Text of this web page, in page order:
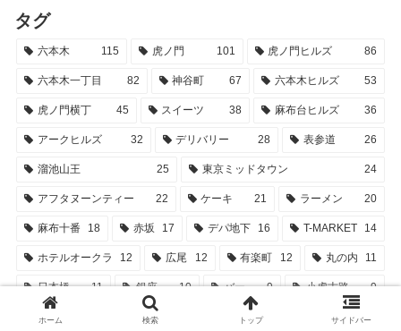
タグ
六本木 115 虎ノ門 101 虎ノ門ヒルズ 86
六本木一丁目 82 神谷町 67 六本木ヒルズ 53
虎ノ門横丁 45 スイーツ 38 麻布台ヒルズ 36
アークヒルズ 32 デリバリー 28 表参道 26
溜池山王 25 東京ミッドタウン 24
アフタヌーンティー 22 ケーキ 21 ラーメン 20
麻布十番 18 赤坂 17 デパ地下 16 T-MARKET 14
ホテルオークラ 12 広尾 12 有楽町 12 丸の内 11
日本橋 11 銀座 10 バー 9 小虎古路 9
スーパー 長野県 原宿 日比谷 8
ホーム 検索 トップ サイドバー